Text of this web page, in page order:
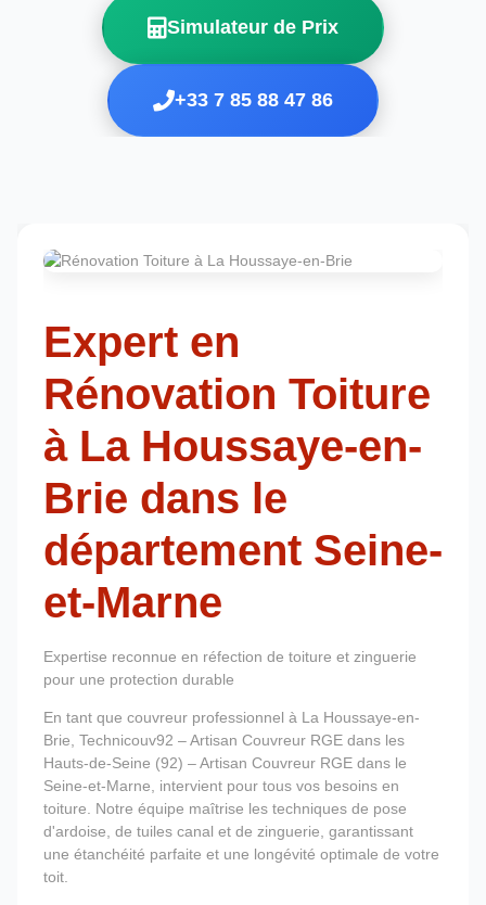
Simulateur de Prix
+33 7 85 88 47 86
Expert en
Rénovation Toiture
à La Houssaye-en-
Brie dans le
département Seine-
et-Marne
Expertise reconnue en réfection de toiture et zinguerie
pour une protection durable
En tant que couvreur professionnel à La Houssaye-en-
Brie, Technicouv92 – Artisan Couvreur RGE dans les
Hauts-de-Seine (92) – Artisan Couvreur RGE dans le
Seine-et-Marne, intervient pour tous vos besoins en
toiture. Notre équipe maîtrise les techniques de pose
d'ardoise, de tuiles canal et de zinguerie, garantissant
une étanchéité parfaite et une longévité optimale de votre
toit.